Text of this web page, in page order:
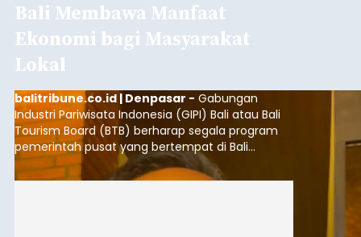
Bali Membawa Manfaat
Ekonomi bagi Masyarakat
Lokal
balitribune.co.id | Denpasar - Gabungan
Industri Pariwisata Indonesia (GIPI) Bali atau Bali
Tourism Board (BTB) berharap segala program
pemerintah pusat yang bertempat di Bali
membawa dampak positif bagi masyarakat lokal.
"Program pemerintah ini (Bali sebagai Pusat